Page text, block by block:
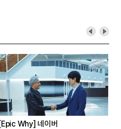
[CEO’s Speech] 최태원